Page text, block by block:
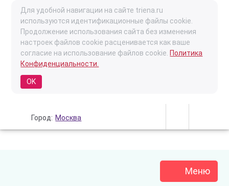
Для удобной навигации на сайте triena.ru
используются идентификационные файлы cookie.
Продолжение использования сайта без изменения
настроек файлов cookie расценивается как ваше
согласие на использование файлов cookie. Политика
Конфиденциальности.
OK
Город: Москва
Меню